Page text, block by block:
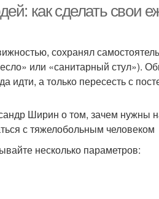
как сделать свои
сохранял
или «санитарный стул»).
идти, а только пересесть с
Ширин о том, зачем нужны
с тяжелобольным человеком
несколько параметров: